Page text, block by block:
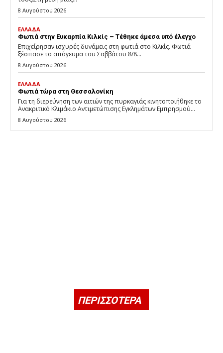
8 Αυγούστου 2026
ΕΛΛΑΔΑ
Φωτιά στην Ευκαρπία Κιλκίς – Τέθηκε άμεσα υπό έλεγχο
Επιχείρησαν ισχυρές δυνάμεις στη φωτιά στο Κιλκίς. Φωτιά
ξέσπασε το απόγευμα του Σαββάτου 8/8...
8 Αυγούστου 2026
ΕΛΛΑΔΑ
Φωτιά τώρα στη Θεσσαλονίκη
Για τη διερεύνηση των αιτιών της πυρκαγιάς κινητοποιήθηκε το
Ανακριτικό Κλιμάκιο Αντιμετώπισης Εγκλημάτων Εμπρησμού...
8 Αυγούστου 2026
ΠΕΡΙΣΣΟΤΕΡΑ